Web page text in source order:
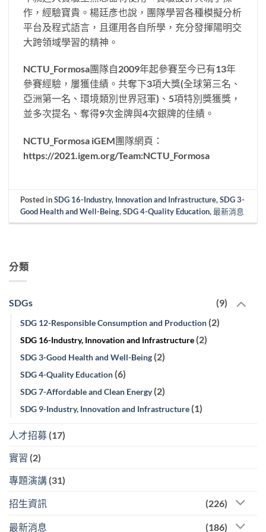
作，經驗寶貴。楊廷彥也說，團隊學習各種模擬分析
平台及程式語言，且運用各自所學，充分發揮陽明交
大跨領域學習的精神。
NCTU_Formosa團隊自2009年起參賽至今已有13年
參賽經驗，屢獲佳績。共奪下3項大獎(全球第三名、
亞洲第一名、環境類別世界冠軍)、5項特別獎獲獎，
並多次提名、奪得9次金牌與4次銀牌的佳績。
NCTU_Formosa iGEM團隊網頁：
https://2021.igem.org/Team:NCTU_Formosa
Posted inSDG 16-Industry, Innovation and Infrastructure,SDG 3-
Good Health and Well-Being,SDG 4-Quality Education,最新消息
分類
SDGs (9)
SDG 12-Responsible Consumption and Production (2)
SDG 16-Industry, Innovation and Infrastructure (2)
SDG 3-Good Health and Well-Being (2)
SDG 4-Quality Education (6)
SDG 7-Affordable and Clean Energy(2)
SDG 9-Industry, Innovation and Infrastructure (1)
人才招募 (17)
實習 (2)
專題演講 (31)
招生資訊 (226)
最新消息 (186)